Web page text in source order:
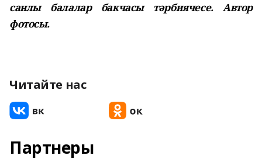
санлы балалар бакчасы тәрбиячесе. Автор
фотосы.
Читайте нас
Партнеры